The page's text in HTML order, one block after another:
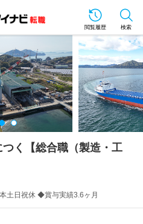
閲覧履歴 検索
く【総合職（製造・工
土日祝休 ◆賞与実績3.6ヶ月